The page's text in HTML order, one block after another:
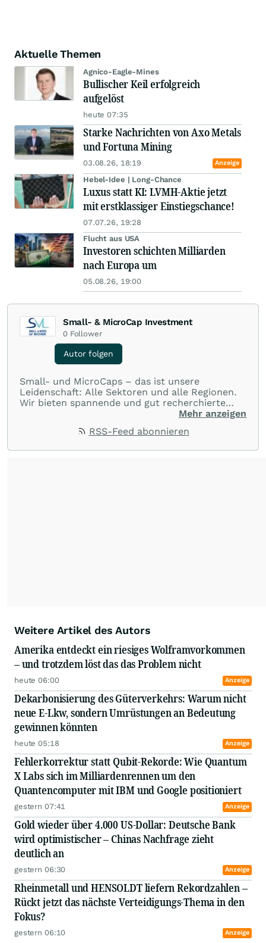
Aktuelle Themen
Agnico-Eagle-Mines
Bullischer Keil erfolgreich
aufgelöst
heute 07:35
Starke Nachrichten von Axo Metals
und Fortuna Mining
03.08.26, 18:19 Anzeige
Hebel-Idee | Long-Chance
Luxus statt KI: LVMH-Aktie jetzt
mit erstklassiger Einstiegschance!
07.07.26, 19:28
Flucht aus USA
Investoren schichten Milliarden
nach Europa um
05.08.26, 19:00
Small- & MicroCap Investment
0 Follower
Autor folgen
Small- und MicroCaps – das ist unsere
Leidenschaft: Alle Sektoren und alle Regionen.
Wir bieten spannende und gut recherchierte
Einblicke in branchen- und marktbezogene
umfangreiche Erfahrungen in der Branche und
Mehr anzeigen
RSS-Feed abonnieren
Weitere Artikel des Autors
Amerika entdeckt ein riesiges Wolframvorkommen
– und trotzdem löst das das Problem nicht
heute 06:00 Anzeige
Dekarbonisierung des Güterverkehrs: Warum nicht
neue E-Lkw, sondern Umrüstungen an Bedeutung
gewinnen könnten
heute 05:18 Anzeige
Fehlerkorrektur statt Qubit-Rekorde: Wie Quantum
X Labs sich im Milliardenrennen um den
Quantencomputer mit IBM und Google positioniert
gestern 07:41 Anzeige
Gold wieder über 4.000 US-Dollar: Deutsche Bank
wird optimistischer – Chinas Nachfrage zieht
deutlich an
gestern 06:30 Anzeige
Rheinmetall und HENSOLDT liefern Rekordzahlen –
Rückt jetzt das nächste Verteidigungs-Thema in den
Fokus?
gestern 06:10 Anzeige